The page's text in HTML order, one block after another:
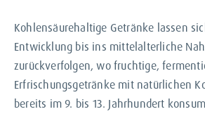
Kohlensäurehaltige Getränke lassen
Entwicklung bis ins mittelalterliche
zurückverfolgen, wo fruchtige,
Erfrischungsgetränke mit natürlichen
bereits im 9. bis 13. Jahrhundert